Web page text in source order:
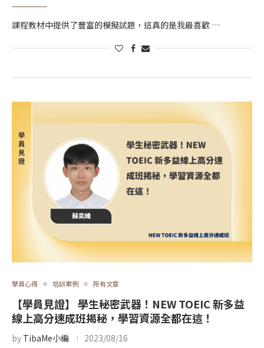
課程教材中提供了豐富的模擬試題，這真的是我最喜歡 …
學員心得 培訓案例 所有文章
【學員見證】 學生秘密武器！NEW TOEIC 新多益
線上高分速成班揭秘，學習資源全都在這！
by TibaMe小編 2023/08/16